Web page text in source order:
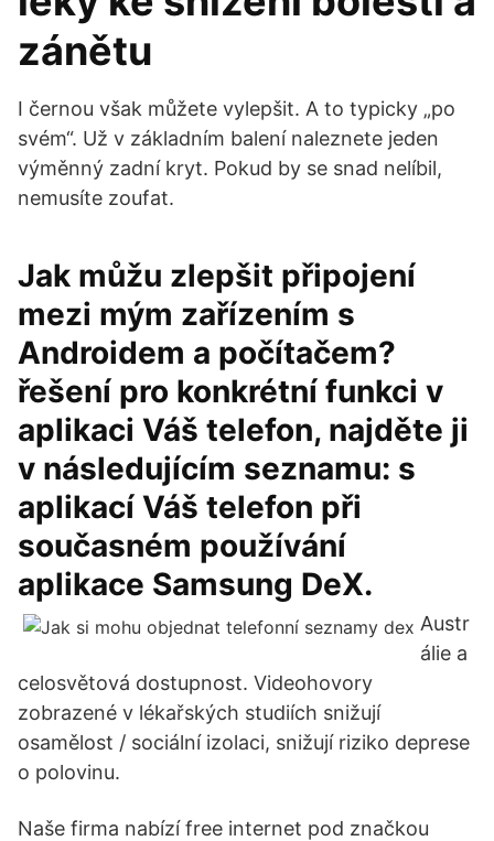
zánětu
I černou však můžete vylepšit. A to typicky „po
svém“. Už v základním balení naleznete jeden
výměnný zadní kryt. Pokud by se snad nelíbil,
nemusíte zoufat.
Jak můžu zlepšit připojení
mezi mým zařízením s
Androidem a počítačem?
řešení pro konkrétní funkci v
aplikaci Váš telefon, najděte ji
v následujícím seznamu: s
aplikací Váš telefon při
současném používání
aplikace Samsung DeX.
Austr
álie a
celosvětová dostupnost. Videohovory
zobrazené v lékařských studiích snižují
osamělost / sociální izolaci, snižují riziko deprese
o polovinu.
Naše firma nabízí free internet pod značkou